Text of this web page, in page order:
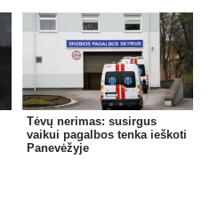
Tėvų nerimas: susirgus
vaikui pagalbos tenka ieškoti
Panevėžyje